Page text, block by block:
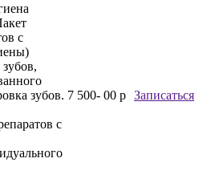
с
зубов,
зубов.
с
7 500- 00 р Записаться